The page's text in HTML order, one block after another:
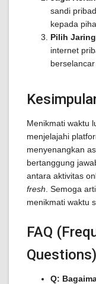
sandi
kepada
Pilih
internet
Menikmati waktu
menjelajahi
menyenangkan
bertanggung
antara aktivitas
fresh . Semoga
menikmati waktu
FAQ
Questions)
Q: